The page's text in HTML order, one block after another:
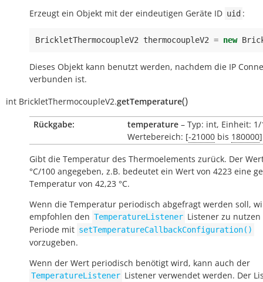
Erzeugt ein Objekt mit der eindeutigen Geräte ID uid :
BrickletThermocoupleV2 thermocoupleV2 = new
Dieses Objekt kann benutzt werden, nachdem die IP
verbunden ist.
int BrickletThermocoupleV2.getTemperature()
Rückgabe: temperature – Typ: int, Einheit:
Wertebereich: [-21000 bis 180000]
Gibt die Temperatur des Thermoelements zurück. Der
°C/100 angegeben, z.B. bedeutet ein Wert von 4223 eine
Temperatur von 42,23 °C.
Wenn die Temperatur periodisch abgefragt werden soll,
empfohlen den TemperatureListener Listener zu
Periode mit setTemperatureCallbackConfiguration()
vorzugeben.
Wenn der Wert periodisch benötigt wird, kann auch der
TemperatureListener Listener verwendet werden. Der